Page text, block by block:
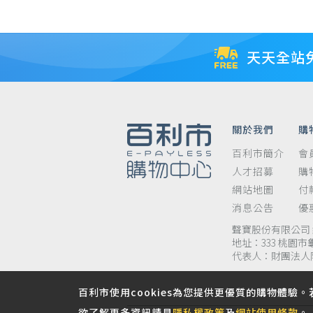
天天全站
關於我們
百利市簡介
人才招募
網站地圖
消息公告
購
會
購
付
優
聲寶股份有限公司
地址：333 桃園市
代表人：財團法
百利市使用cookies為您提供更優質的購物體驗